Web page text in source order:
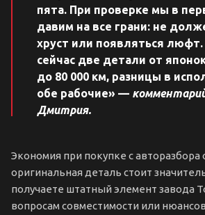
пята. При проверке мы в
давим на все грани: не
хруст или появляться люфт.
сейчас две детали от
до 80 000 км, разницы в
обе рабочие» —
Дмитрия.
Экономия при покупке с авторазбора
оригинальная деталь стоит
получаете штатный элемент завода
вопросам совместимости или